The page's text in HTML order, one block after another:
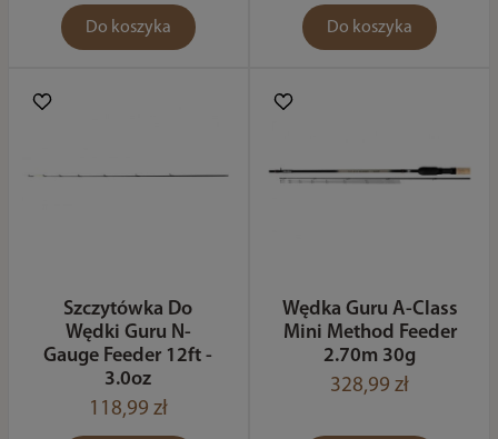
Do koszyka Do koszyka
Szczytówka Do
Wędki Guru N-
Gauge Feeder 12ft -
3.0oz
118,99 zł
Wędka Guru A-Class
Mini Method Feeder
2.70m 30g
328,99 zł